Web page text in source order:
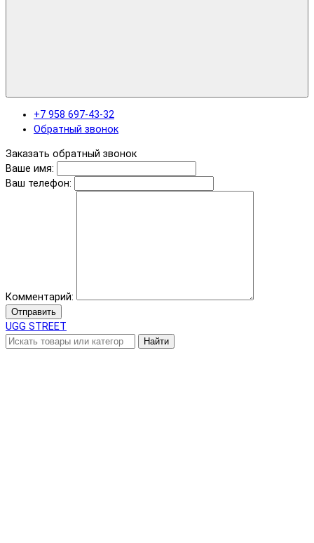
+7 958 697-43-32
Обратный звонок
Заказать обратный звонок
Ваше имя:
Ваш телефон:
Комментарий:
Отправить
UGG STREET
Найти